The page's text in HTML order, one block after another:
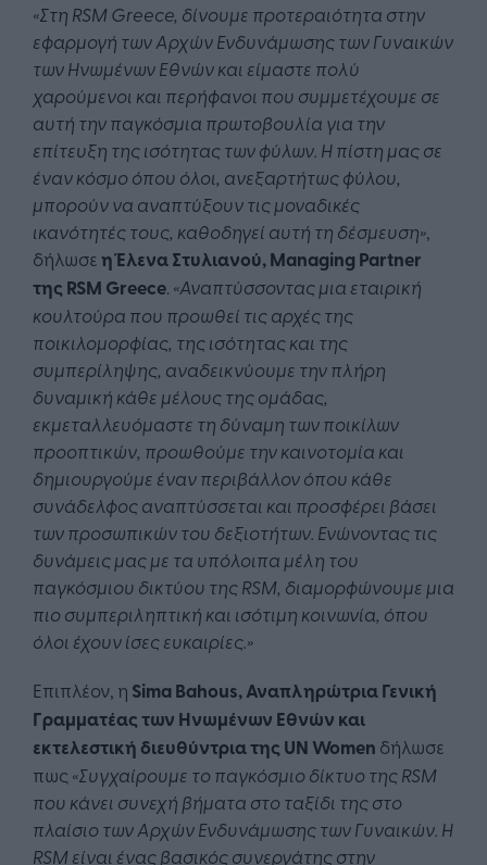
«Στη RSM Greece, δίνουμε προτεραιότητα στην
εφαρμογή των Αρχών Ενδυνάμωσης των Γυναικών
των Ηνωμένων Εθνών και είμαστε πολύ
χαρούμενοι και περήφανοι που συμμετέχουμε σε
αυτή την παγκόσμια πρωτοβουλία για την
επίτευξη της ισότητας των φύλων. Η πίστη μας σε
έναν κόσμο όπου όλοι, ανεξαρτήτως φύλου,
μπορούν να αναπτύξουν τις μοναδικές
ικανότητές τους, καθοδηγεί αυτή τη δέσμευση»,
δήλωσεη Έλενα Στυλιανού,Managing Partner
της RSM Greece. «Αναπτύσσοντας μια εταιρική
κουλτούρα που προωθεί τις αρχές της
ποικιλομορφίας, της ισότητας και της
συμπερίληψης, αναδεικνύουμε την πλήρη
δυναμική κάθε μέλους της ομάδας,
εκμεταλλευόμαστε τη δύναμη των ποικίλων
προοπτικών, προωθούμε την καινοτομία και
δημιουργούμε έναν περιβάλλον όπου κάθε
συνάδελφος αναπτύσσεται και προσφέρει βάσει
των προσωπικών του δεξιοτήτων. Ενώνοντας τις
δυνάμεις μας με τα υπόλοιπα μέλη του
παγκόσμιου δικτύου της RSM, διαμορφώνουμε μια
πιο συμπεριληπτική και ισότιμη κοινωνία, όπου
όλοι έχουν ίσες ευκαιρίες.»
Επιπλέον, η Sima Bahous, Αναπληρώτρια Γενική
Γραμματέας των Ηνωμένων Εθνών και
εκτελεστική διευθύντρια της UN Women δήλωσε
πως «Συγχαίρουμε το παγκόσμιο δίκτυο της RSM
που κάνει συνεχή βήματα στο ταξίδι της στο
πλαίσιο των Αρχών Ενδυνάμωσης των Γυναικών. Η
RSM είναι ένας βασικός συνεργάτης στην